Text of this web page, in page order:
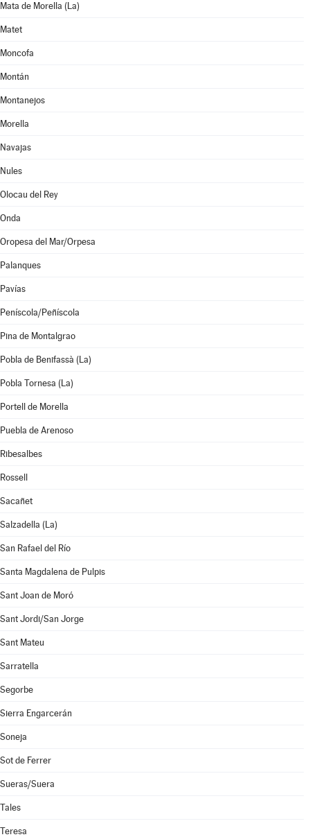
Mata de Morella (La)
Matet
Moncofa
Montán
Montanejos
Morella
Navajas
Nules
Olocau del Rey
Onda
Oropesa del Mar/Orpesa
Palanques
Pavías
Peníscola/Peñíscola
Pina de Montalgrao
Pobla de Benifassà (La)
Pobla Tornesa (La)
Portell de Morella
Puebla de Arenoso
Ribesalbes
Rossell
Sacañet
Salzadella (La)
San Rafael del Río
Santa Magdalena de Pulpis
Sant Joan de Moró
Sant Jordi/San Jorge
Sant Mateu
Sarratella
Segorbe
Sierra Engarcerán
Soneja
Sot de Ferrer
Sueras/Suera
Tales
Teresa